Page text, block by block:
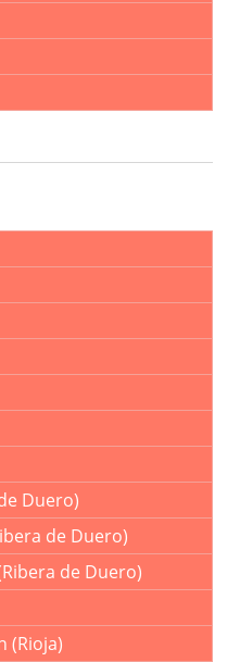
Duero)
de Duero)
de Duero)
(Rioja)